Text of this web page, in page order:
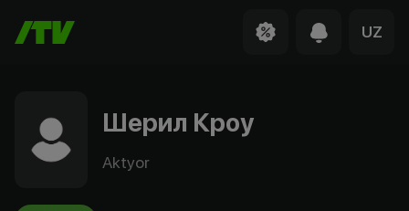
UZ
Шерил Кроу
Aktyor